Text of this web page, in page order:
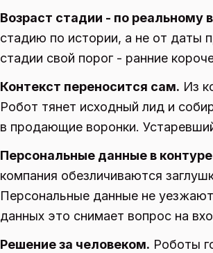
Возраст стадии - по реальному
стадию по истории, а не от даты
стадии свой порог - ранние
Контекст переносится сам. Из
Робот тянет исходный лид и
в продающие воронки.
Персональные данные в
компания обезличиваются
Персональные данные не
данных это снимает вопрос на
Решение за человеком. Роботы